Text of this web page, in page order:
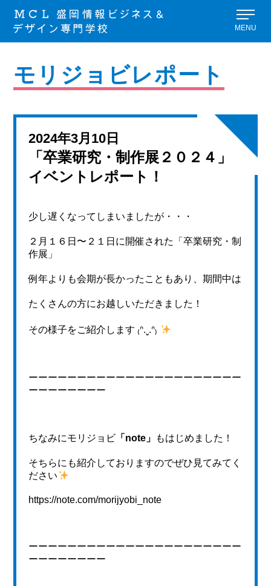
MENU
モリジョビレポート
2024年3月10日
「卒業研究・制作展２０２４」
イベントレポート！
少し遅くなってしまいましたが・・・
２月１６日〜２１日に開催された「卒業研究・制
作展」
例年よりも会期が長かったこともあり、期間中は
たくさんの方にお越しいただきました！
その様子をご紹介します ₍ᐢ.ˬ.ᐢ₎
ーーーーーーーーーーーーーーーーーーーーーー
ーーーーーーーー
ちなみにモリジョビ 「note」 もはじめました！
そちらにも紹介しておりますのでぜひ見てみてく
ださい
https://note.com/morijyobi_note
ーーーーーーーーーーーーーーーーーーーーーー
ーーーーーーーー